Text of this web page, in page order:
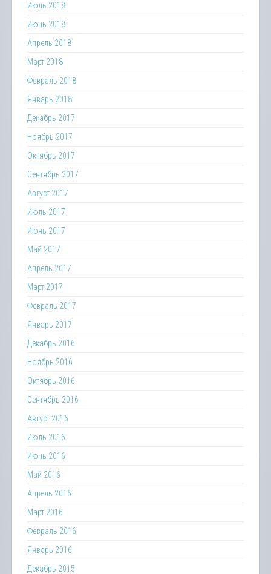
Июль 2018
Июнь 2018
Апрель 2018
Март 2018
Февраль 2018
Январь 2018
Декабрь 2017
Ноябрь 2017
Октябрь 2017
Сентябрь 2017
Август 2017
Июль 2017
Июнь 2017
Май 2017
Апрель 2017
Март 2017
Февраль 2017
Январь 2017
Декабрь 2016
Ноябрь 2016
Октябрь 2016
Сентябрь 2016
Август 2016
Июль 2016
Июнь 2016
Май 2016
Апрель 2016
Март 2016
Февраль 2016
Январь 2016
Декабрь 2015